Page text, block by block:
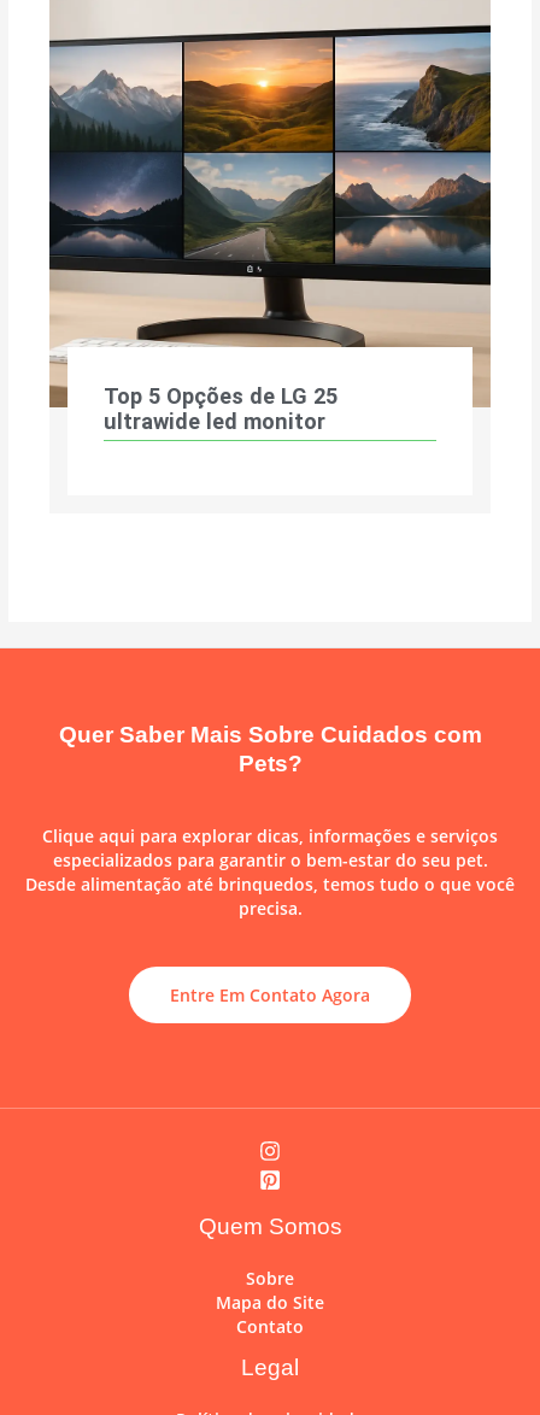
Top 5 Opções de LG 25
ultrawide led monitor
Quer Saber Mais Sobre Cuidados com
Pets?
Clique aqui para explorar dicas, informações e serviços
especializados para garantir o bem-estar do seu pet.
Desde alimentação até brinquedos, temos tudo o que você
precisa.
Entre Em Contato Agora
Quem Somos
Sobre
Mapa do Site
Contato
Legal